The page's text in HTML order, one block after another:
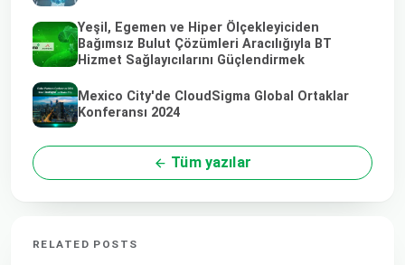
Yeşil, Egemen ve Hiper Ölçekleyiciden
Bağımsız Bulut Çözümleri Aracılığıyla BT
Hizmet Sağlayıcılarını Güçlendirmek
Mexico City'de CloudSigma Global Ortaklar
Konferansı 2024
Tüm yazılar
RELATED POSTS